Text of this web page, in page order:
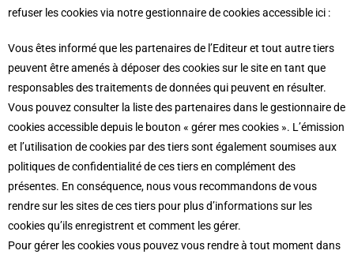
refuser les cookies via notre gestionnaire de cookies accessible ici :
Vous êtes informé que les partenaires de l’Editeur et tout autre tiers
peuvent être amenés à déposer des cookies sur le site en tant que
responsables des traitements de données qui peuvent en résulter.
Vous pouvez consulter la liste des partenaires dans le gestionnaire de
cookies accessible depuis le bouton « gérer mes cookies ». L’émission
et l’utilisation de cookies par des tiers sont également soumises aux
politiques de confidentialité de ces tiers en complément des
présentes. En conséquence, nous vous recommandons de vous
rendre sur les sites de ces tiers pour plus d’informations sur les
cookies qu’ils enregistrent et comment les gérer.
Pour gérer les cookies vous pouvez vous rendre à tout moment dans